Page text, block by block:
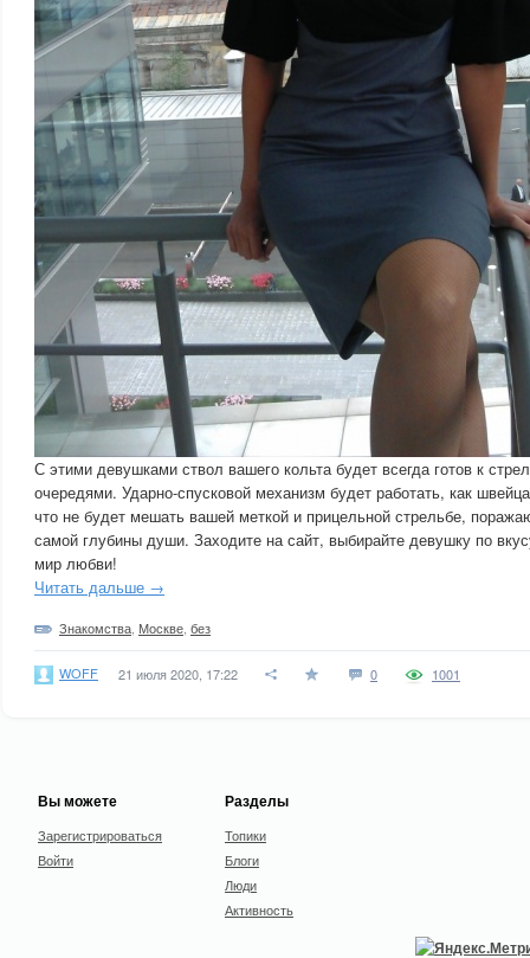
С этими девушками ствол вашего кольта будет всегда готов к
очередями. Ударно-спусковой механизм будет работать, как
что не будет мешать вашей меткой и прицельной стрельбе,
самой глубины души. Заходите на сайт, выбирайте девушку по
мир любви!
Читать дальше →
Знакомства Москве без
WOFF 21 июля 2020, 17:22 0 1001
Вы можете
Зарегистрироваться
Войти
Разделы
Топики
Блоги
Люди
Активность